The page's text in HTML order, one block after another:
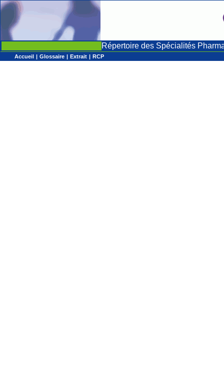
Répertoire des Spécialités
Accueil | Glossaire | Extrait | RCP